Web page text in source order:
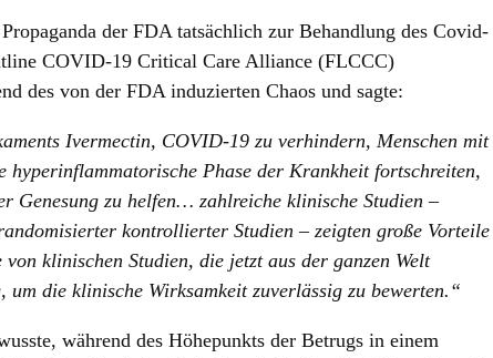
der FDA tatsächlich zur Behandlung des Covid-
COVID-19 Critical Care Alliance (FLCCC)
des von der FDA induzierten Chaos und sagte:
Ivermectin, COVID-19 zu verhindern, Menschen mit
hyperinflammatorische Phase der Krankheit fortschreiten,
Genesung zu helfen… zahlreiche klinische Studien –
kontrollierter Studien – zeigten große Vorteile
klinischen Studien, die jetzt aus der ganzen Welt
die klinische Wirksamkeit zuverlässig zu bewerten.“
während des Höhepunkts der Betrugs in einem